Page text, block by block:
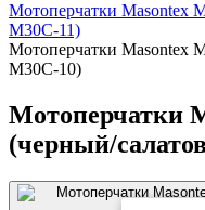
Мотоперчатки Masontex
M30C-11)
Мотоперчатки Masontex
M30C-10)
Мотоперчатки
(черный/